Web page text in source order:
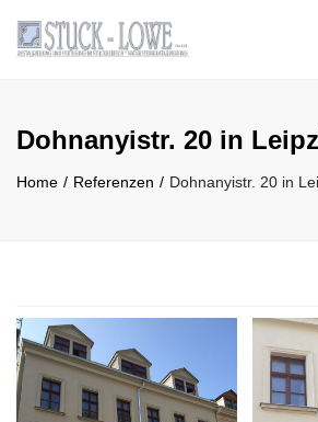
Dohnanyistr. 20 in
Home Referenzen Dohnanyistr. 20 in